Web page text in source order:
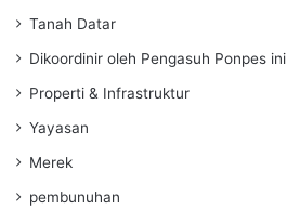
Tanah Datar
Dikoordinir oleh Pengasuh Ponpes ini
Properti & Infrastruktur
Yayasan
Merek
pembunuhan